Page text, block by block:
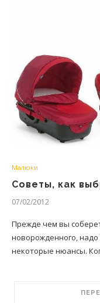
Малюки
Советы, как
07/02/2012
Прежде чем вы
новорожденного,
некоторые нюансы.